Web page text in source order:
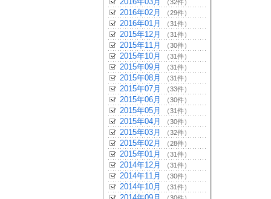
（32件）
2016年02月 （29件）
2016年01月 （31件）
2015年12月 （31件）
2015年11月 （30件）
2015年10月 （31件）
2015年09月 （31件）
2015年08月 （31件）
2015年07月 （33件）
2015年06月 （30件）
2015年05月 （31件）
2015年04月 （30件）
2015年03月 （32件）
2015年02月 （28件）
2015年01月 （31件）
2014年12月 （31件）
2014年11月 （30件）
2014年10月 （31件）